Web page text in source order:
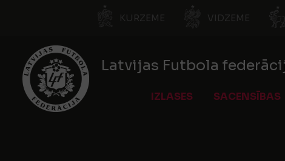
KURZEME VIDZEME
Latvijas Futbola
IZLASES SACENSĪBAS